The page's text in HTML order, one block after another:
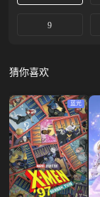
9
猜你喜欢
蓝光